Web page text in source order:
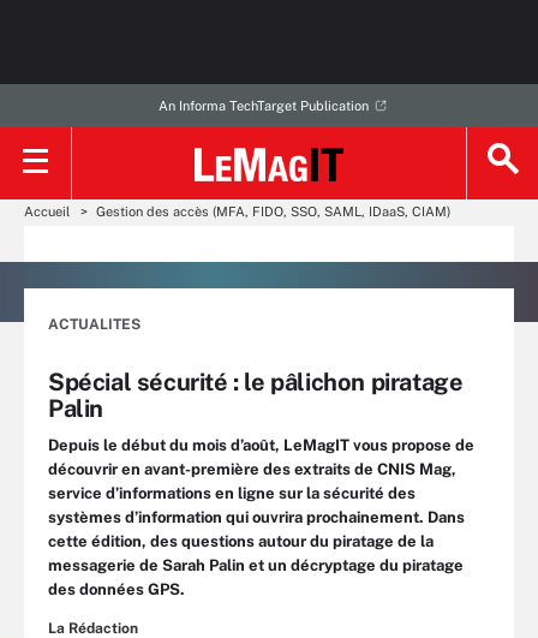
An Informa TechTarget Publication
Accueil Gestion des accès (MFA, FIDO, SSO, SAML, IDaaS, CIAM)
ACTUALITES
Spécial sécurité : le pâlichon piratage
Palin
Depuis le début du mois d’août, LeMagIT vous propose de
découvrir en avant-première des extraits de CNIS Mag,
service d’informations en ligne sur la sécurité des
systèmes d’information qui ouvrira prochainement. Dans
cette édition, des questions autour du piratage de la
messagerie de Sarah Palin et un décryptage du piratage
des données GPS.
La Rédaction